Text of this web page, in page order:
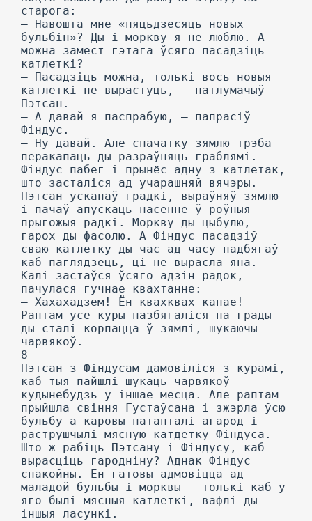
старога:
— Навошта мне «пяцьдзесяць новых
бульбін»? Ды і моркву я не люблю. А
можна замест гэтага ўсяго пасадзіць
катлеткі?
— Пасадзіць можна, толькі вось новыя
катлеткі не вырастуць, — патлумачыў
Пэтсан.
— А давай я паспрабую, — папрасіў
Фіндус.
— Ну давай. Але спачатку зямлю трэба
перакапаць ды разраўняць граблямі.
Фіндус пабег і прынёс адну з катлетак,
што засталіся ад учарашняй вячэры.
Пэтсан ускапаў градкі, выраўняў зямлю
і пачаў апускаць насенне ў роўныя
прыгожыя радкі. Моркву ды цыбулю,
гарох ды фасолю. А Фіндус пасадзіў
сваю катлетку ды час ад часу падбягаў
каб паглядзець, ці не вырасла яна.
Калі застаўся ўсяго адзін радок,
пачулася гучнае квахтанне:
— Хахахадзем! Ён квахквах капае!
Раптам усе куры пазбягаліся на грады
ды сталі корпацца ў зямлі, шукаючы
чарвякоў.
8
Пэтсан з Фіндусам дамовіліся з курамі,
каб тыя пайшлі шукаць чарвякоў
кудынебудзь у іншае месца. Але раптам
прыйшла свіння Густаўсана і зжэрла ўсю
бульбу а каровы патапталі агарод і
раструшчылі мясную катдетку Фіндуса.
Што ж рабіць Пэтсану і Фіндусу, каб
вырасціць гародніну? Аднак Фіндус
спакойны. Ен гатовы адмовіцца ад
маладой бульбы і морквы — толькі каб у
яго былі мясныя катлеткі, вафлі ды
іншыя ласункі.